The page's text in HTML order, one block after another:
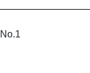
No.1